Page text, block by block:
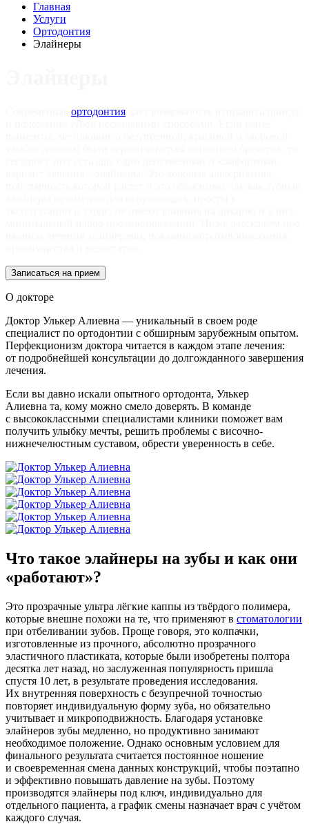
Главная
Услуги
Ортодонтия
Элайнеры
ортодонтия
Записаться на прием
О докторе
Доктор Улькер Алиевна — уникальный в своем роде
специалист по ортодонтии с обширным зарубежным опытом.
Перфекционизм доктора читается в каждом этапе лечения:
от подробнейшей консультации до долгожданного завершения
лечения.
Если вы давно искали опытного ортодонта, Улькер
Алиевна та, кому можно смело доверять. В команде
с высококлассными специалистами клиники поможет вам
получить улыбку мечты, решить проблемы с височно-
нижнечелюстным суставом, обрести уверенность в себе.
Что такое элайнеры на зубы и как они
«работают»?
Это прозрачные ультра лёгкие каппы из твёрдого полимера,
которые внешне похожи на те, что применяют в стоматологии
при отбеливании зубов. Проще говоря, это колпачки,
изготовленные из прочного, абсолютно прозрачного
эластичного пластиката, которые были изобретены полтора
десятка лет назад, но заслуженная популярность пришла
спустя 10 лет, в результате проведения исследования.
Их внутренняя поверхность с безупречной точностью
повторяет индивидуальную форму зуба, но обязательно
учитывает и микроподвижность. Благодаря установке
элайнеров зубы медленно, но продуктивно занимают
необходимое положение. Однако основным условием для
финального результата считается постоянное ношение
и своевременная смена данных конструкций, чтобы поэтапно
и эффективно повышать давление на зубы. Поэтому
производятся элайнеры под ключ, индивидуально для
отдельного пациента, а график смены назначает врач с учётом
каждого случая.